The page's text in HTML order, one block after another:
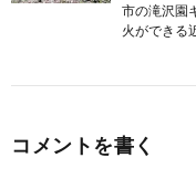
市の滝沢園
火ができる
コメントを書く